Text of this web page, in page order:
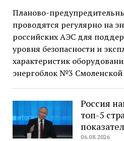
Планово-
проводятся регулярно на
российских АЭС для
уровня безопасности и
характеристик
энергоблок №3
Россия
топ-5
06.08.2026